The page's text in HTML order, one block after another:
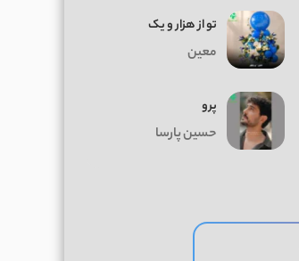
تو از هزار و یک
معین
پرو
حسین پارسا